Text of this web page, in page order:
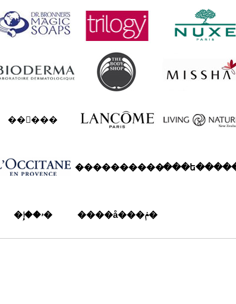
��󥦥���
����������
�ۥ��إ� ����å���ݥ�